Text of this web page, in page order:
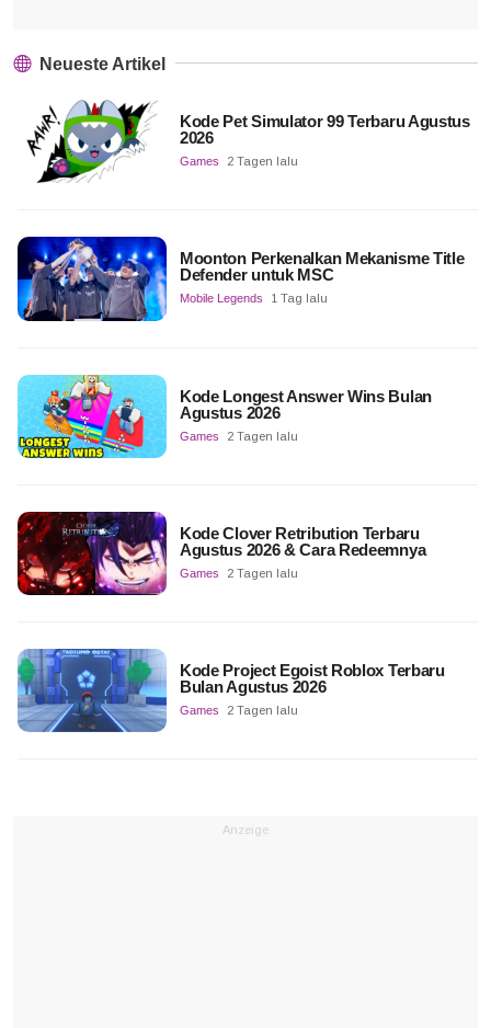
Neueste Artikel
Kode Pet Simulator 99 Terbaru Agustus
2026
Games 2 Tagen lalu
Moonton Perkenalkan Mekanisme Title
Defender untuk MSC
Mobile Legends 1 Tag lalu
Kode Longest Answer Wins Bulan
Agustus 2026
Games 2 Tagen lalu
Kode Clover Retribution Terbaru
Agustus 2026 & Cara Redeemnya
Games 2 Tagen lalu
Kode Project Egoist Roblox Terbaru
Bulan Agustus 2026
Games 2 Tagen lalu
Anzeige